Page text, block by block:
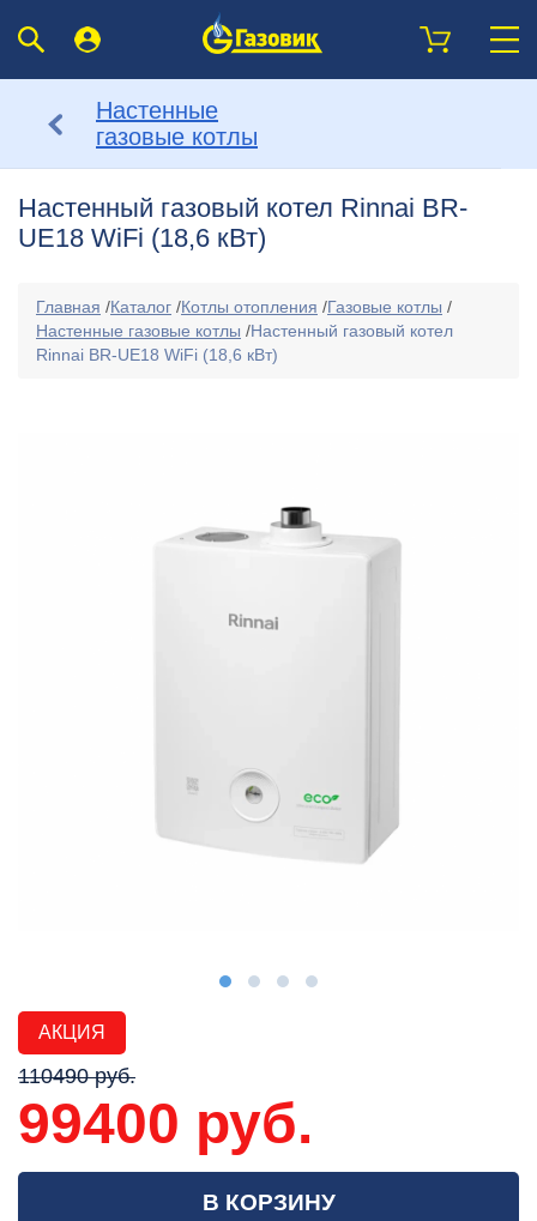
Настенные
газовые котлы
Настенный газовый котел Rinnai BR-
UE18 WiFi (18,6 кВт)
Главная /Каталог /Котлы отопления /Газовые котлы /
Настенные газовые котлы /Настенный газовый котел
Rinnai BR-UE18 WiFi (18,6 кВт)
АКЦИЯ
110490 руб.
99400 руб.
В КОРЗИНУ